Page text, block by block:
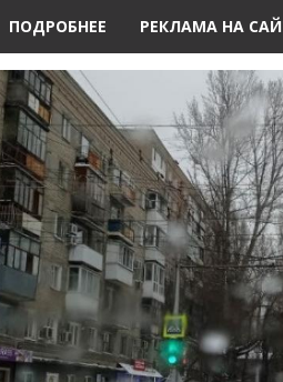
ПОДРОБНЕЕ РЕКЛАМА НА